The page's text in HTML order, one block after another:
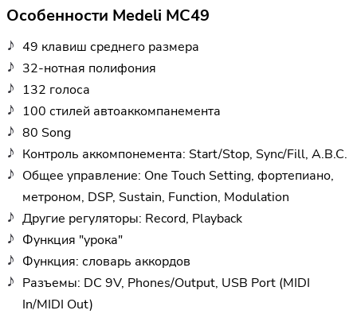
Особенности Medeli MC49
49 клавиш среднего размера
32-нотная полифония
132 голоса
100 стилей автоаккомпанемента
80 Song
Контроль аккомпонемента: Start/Stop, Sync/Fill, A.B.C.
Общее управление: One Touch Setting, фортепиано,
метроном, DSP, Sustain, Function, Modulation
Другие регуляторы: Record, Playback
Функция "урока"
Функция: словарь аккордов
Разъемы: DC 9V, Phones/Output, USB Port (MIDI
In/MIDI Out)